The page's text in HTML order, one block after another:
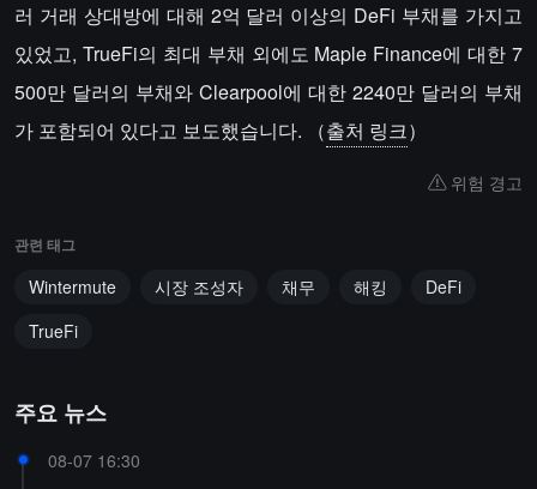
러 거래 상대방에 대해 2억 달러 이상의 DeFi 부채를 가지고
있었고, TrueFi의 최대 부채 외에도 Maple Finance에 대한 7
500만 달러의 부채와 Clearpool에 대한 2240만 달러의 부채
가 포함되어 있다고 보도했습니다. （출처 링크）
위험 경고
관련 태그
Wintermute 시장 조성자 채무 해킹
DeFi
TrueFi
주요 뉴스
08-07 16:30